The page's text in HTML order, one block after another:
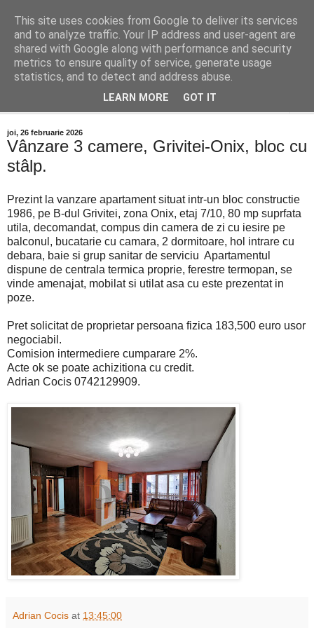
Distinct Imobiliare
Adrian Cocis 0742 129 909 ; Vasile Baciu 0768 440 185
joi, 26 februarie 2026
Vânzare 3 camere, Grivitei-Onix, bloc cu
stâlp.
Prezint la vanzare apartament situat intr-un bloc constructie
1986, pe B-dul Grivitei, zona Onix, etaj 7/10, 80 mp suprfata
utila, decomandat, compus din camera de zi cu iesire pe
balconul, bucatarie cu camara, 2 dormitoare, hol intrare cu
debara, baie si grup sanitar de serviciu Apartamentul
dispune de centrala termica proprie, ferestre termopan, se
vinde amenajat, mobilat si utilat asa cu este prezentat in
poze.
Pret solicitat de proprietar persoana fizica 183,500 euro usor
negociabil.
Comision intermediere cumparare 2%.
Acte ok se poate achizitiona cu credit.
Adrian Cocis 0742129909.
Adrian Cocis at 13:45:00
This site uses cookies from Google to deliver its services
and to analyze traffic. Your IP address and user-agent are
shared with Google along with performance and security
metrics to ensure quality of service, generate usage
statistics, and to detect and address abuse.
LEARN MORE GOT IT